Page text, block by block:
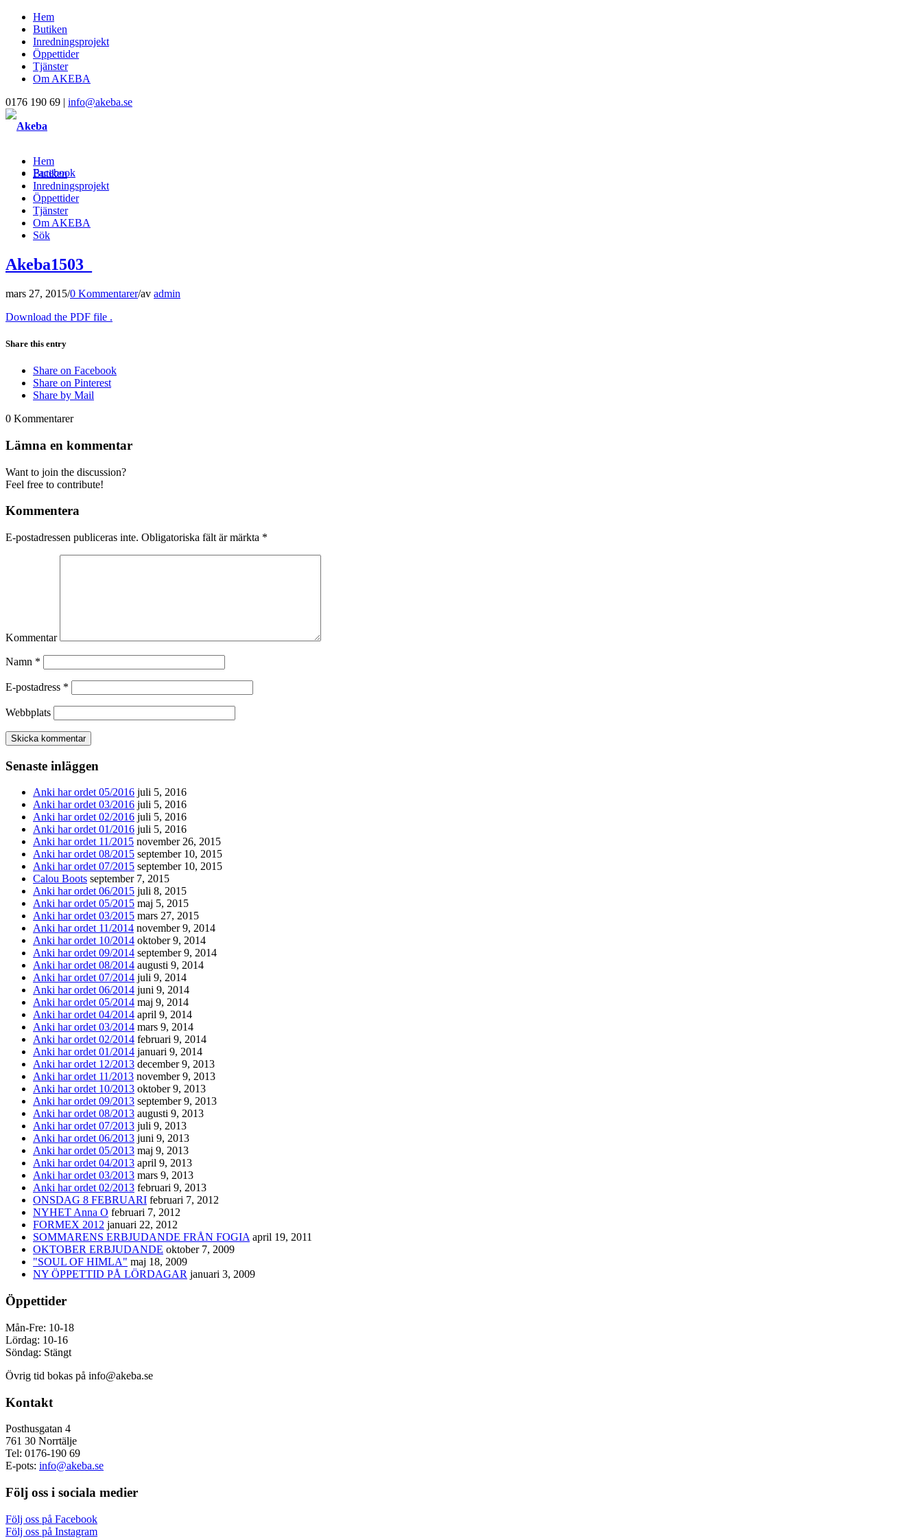
Hem
Butiken
Inredningsprojekt
Öppettider
Tjänster
Om AKEBA
0176 190 69 | info@akeba.se
Facebook
Hem
Butiken
Inredningsprojekt
Öppettider
Tjänster
Om AKEBA
Sök
Akeba1503_
mars 27, 2015/0 Kommentarer/av admin
Download the PDF file .
Share this entry
Share on Facebook
Share on Pinterest
Share by Mail
0 Kommentarer
Lämna en kommentar
Want to join the discussion?
Feel free to contribute!
Kommentera
E-postadressen publiceras inte. Obligatoriska fält är märkta *
Kommentar
Namn *
E-postadress *
Webbplats
Senaste inläggen
Anki har ordet 05/2016 juli 5, 2016
Anki har ordet 03/2016 juli 5, 2016
Anki har ordet 02/2016 juli 5, 2016
Anki har ordet 01/2016 juli 5, 2016
Anki har ordet 11/2015 november 26, 2015
Anki har ordet 08/2015 september 10, 2015
Anki har ordet 07/2015 september 10, 2015
Calou Boots september 7, 2015
Anki har ordet 06/2015 juli 8, 2015
Anki har ordet 05/2015 maj 5, 2015
Anki har ordet 03/2015 mars 27, 2015
Anki har ordet 11/2014 november 9, 2014
Anki har ordet 10/2014 oktober 9, 2014
Anki har ordet 09/2014 september 9, 2014
Anki har ordet 08/2014 augusti 9, 2014
Anki har ordet 07/2014 juli 9, 2014
Anki har ordet 06/2014 juni 9, 2014
Anki har ordet 05/2014 maj 9, 2014
Anki har ordet 04/2014 april 9, 2014
Anki har ordet 03/2014 mars 9, 2014
Anki har ordet 02/2014 februari 9, 2014
Anki har ordet 01/2014 januari 9, 2014
Anki har ordet 12/2013 december 9, 2013
Anki har ordet 11/2013 november 9, 2013
Anki har ordet 10/2013 oktober 9, 2013
Anki har ordet 09/2013 september 9, 2013
Anki har ordet 08/2013 augusti 9, 2013
Anki har ordet 07/2013 juli 9, 2013
Anki har ordet 06/2013 juni 9, 2013
Anki har ordet 05/2013 maj 9, 2013
Anki har ordet 04/2013 april 9, 2013
Anki har ordet 03/2013 mars 9, 2013
Anki har ordet 02/2013 februari 9, 2013
ONSDAG 8 FEBRUARI februari 7, 2012
NYHET Anna O februari 7, 2012
FORMEX 2012 januari 22, 2012
SOMMARENS ERBJUDANDE FRÅN FOGIA april 19, 2011
OKTOBER ERBJUDANDE oktober 7, 2009
"SOUL OF HIMLA" maj 18, 2009
NY ÖPPETTID PÅ LÖRDAGAR januari 3, 2009
Öppettider
Mån-Fre: 10-18
Lördag: 10-16
Söndag: Stängt
Övrig tid bokas på info@akeba.se
Kontakt
Posthusgatan 4
761 30 Norrtälje
Tel: 0176-190 69
E-pots: info@akeba.se
Följ oss i sociala medier
Följ oss på Facebook
Följ oss på Instagram